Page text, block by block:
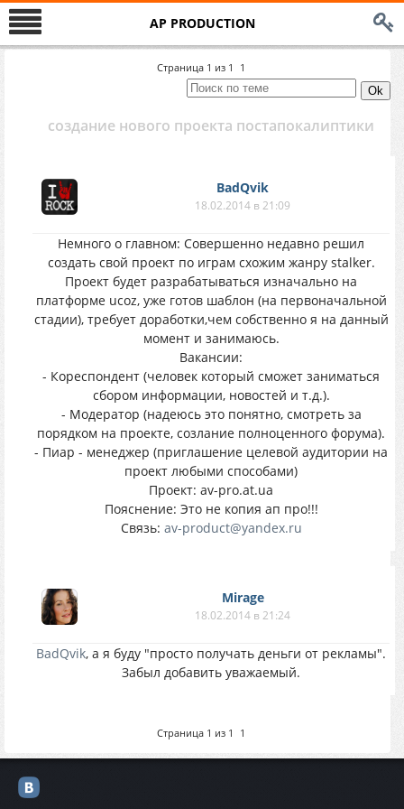
AP PRODUCTION
Страница 1 из 1 1
создание нового проекта постапокалиптики
BadQvik
18.02.2014 в 21:09
Немного о главном: Совершенно недавно решил
создать свой проект по играм схожим жанру stalker.
Проект будет разрабатываться изначально на
платформе ucoz, уже готов шаблон (на первоначальной
стадии), требует доработки,чем собственно я на данный
момент и занимаюсь.
Вакансии:
- Кореспондент (человек который сможет заниматься
сбором информации, новостей и т.д.).
- Модератор (надеюсь это понятно, смотреть за
порядком на проекте, созлание полноценного форума).
- Пиар - менеджер (приглашение целевой аудитории на
проект любыми способами)
Проект: av-pro.at.ua
Пояснение: Это не копия ап про!!!
Связь: av-product@yandex.ru
Mirage
18.02.2014 в 21:24
BadQvik, а я буду "просто получать деньги от рекламы".
Забыл добавить уважаемый.
Страница 1 из 1 1